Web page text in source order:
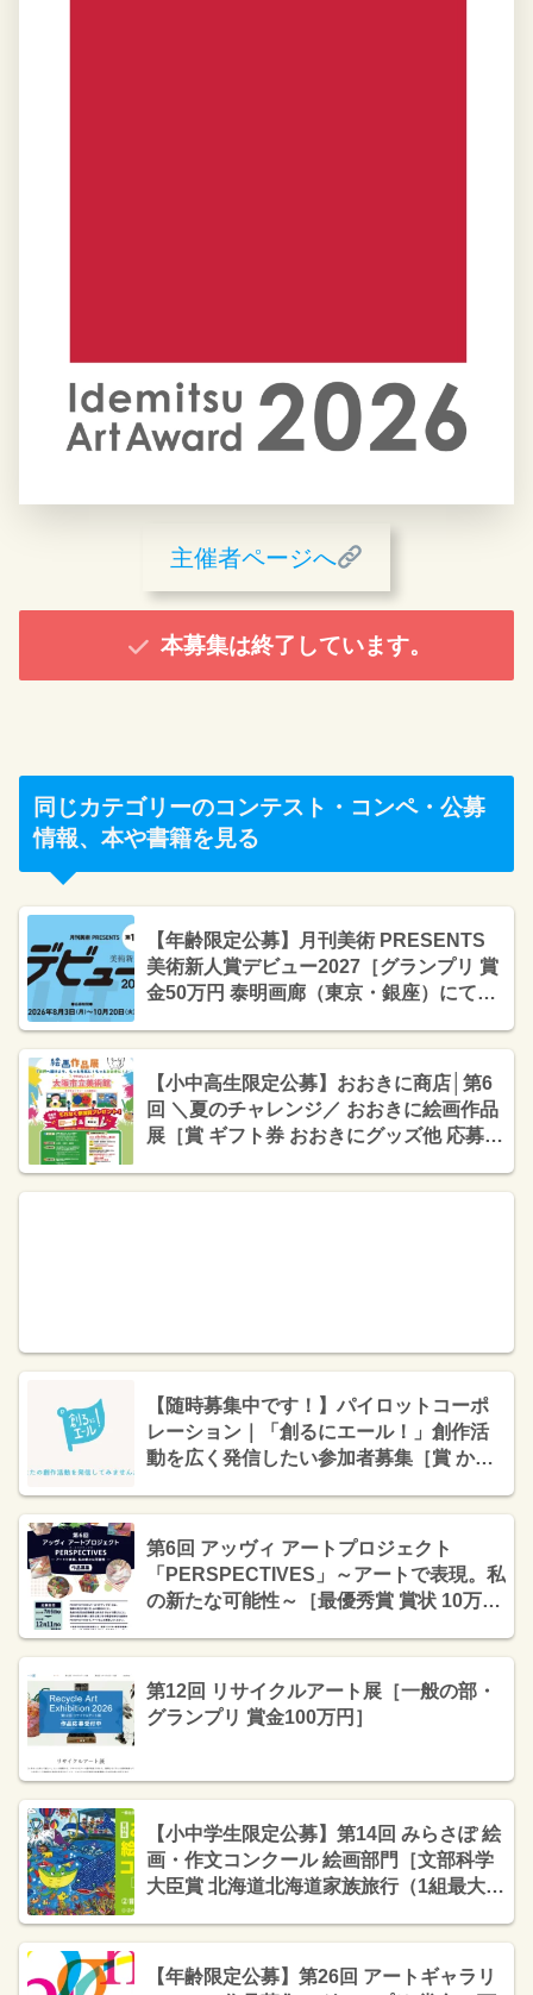
主催者ページへ
本募集は終了しています。
同じカテゴリーのコンテスト・コンペ・公募
情報、本や書籍を見る
【年齢限定公募】月刊美術 PRESENTS
美術新人賞デビュー2027［グランプリ 賞
金50万円 泰明画廊（東京・銀座）にて個
【小中高生限定公募】おおきに商店│第6
回 ＼夏のチャレンジ／ おおきに絵画作品
展［賞 ギフト券 おおきにグッズ他 応募者
【随時募集中です！】パイロットコーポ
レーション｜「創るにエール！」創作活
動を広く発信したい参加者募集［賞 か
分+オリジナルグッズ］
第6回 アッヴィ アートプロジェクト
「PERSPECTIVES」～アートで表現。私
の新たな可能性～［最優秀賞 賞状 10万円
第12回 リサイクルアート展［一般の部・
グランプリ 賞金100万円］
【小中学生限定公募】第14回 みらさぽ 絵
画・作文コンクール 絵画部門［文部科学
大臣賞 北海道北海道家族旅行（1組最大5
【年齢限定公募】第26回 アートギャラリ